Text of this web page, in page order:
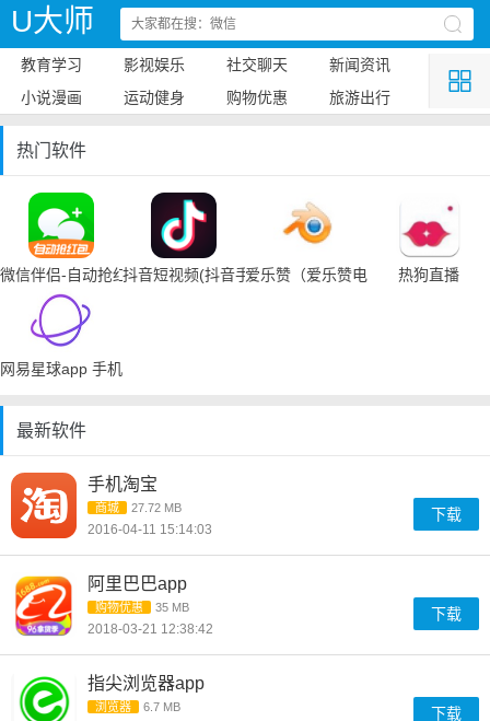
U大师
教育学习 影视娱乐 社交聊天
新闻资讯
小说漫画
运动健身 购物优惠 旅游出行
热门软件
微信伴侣-自动抢红包抖音短视频(抖音手机下载)爱乐赞（爱乐赞电脑手机下载）
热狗直播
网易星球app 手机下载
最新软件
手机淘宝
商城 27.72 MB
2016-04-11 15:14:03
下载
阿里巴巴app
购物优惠 35 MB
2018-03-21 12:38:42
下载
指尖浏览器app
浏览器 6.7 MB 下载